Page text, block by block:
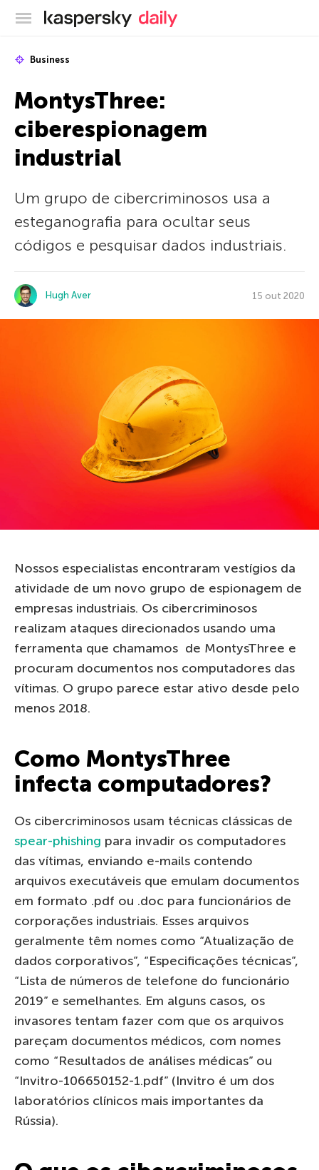
Blog oficial da Kaspersky
Business
MontysThree:
ciberespionagem
industrial
Um grupo de cibercriminosos usa a
esteganografia para ocultar seus
códigos e pesquisar dados industriais.
Hugh Aver 15 out 2020
Nossos especialistas encontraram vestígios da
atividade de um novo grupo de espionagem de
empresas industriais. Os cibercriminosos
realizam ataques direcionados usando uma
ferramenta que chamamos de MontysThree e
procuram documentos nos computadores das
vítimas. O grupo parece estar ativo desde pelo
menos 2018.
Como MontysThree
infecta computadores?
Os cibercriminosos usam técnicas clássicas de
spear-phishing para invadir os computadores
das vítimas, enviando e-mails contendo
arquivos executáveis que emulam documentos
em formato .pdf ou .doc para funcionários de
corporações industriais. Esses arquivos
geralmente têm nomes como “Atualização de
dados corporativos”, “Especificações técnicas”,
“Lista de números de telefone do funcionário
2019” e semelhantes. Em alguns casos, os
invasores tentam fazer com que os arquivos
pareçam documentos médicos, com nomes
como “Resultados de análises médicas” ou
“Invitro-106650152-1.pdf” (Invitro é um dos
laboratórios clínicos mais importantes da
Rússia).